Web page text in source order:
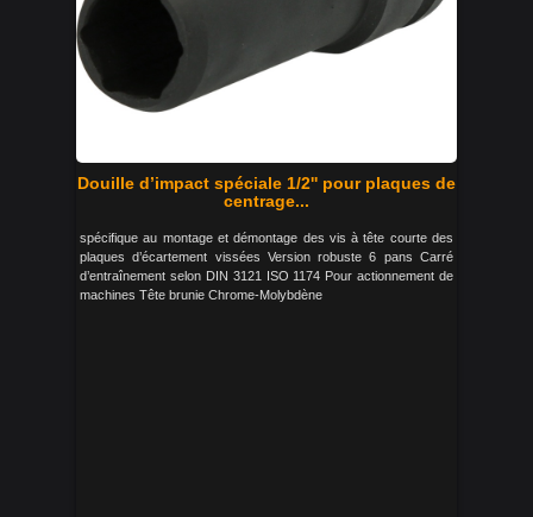
Douille d’impact spéciale 1/2'' pour plaques de
centrage...
spécifique au montage et démontage des vis à tête courte des
plaques d’écartement vissées Version robuste 6 pans Carré
d’entraînement selon DIN 3121 ISO 1174 Pour actionnement de
machines Tête brunie Chrome-Molybdène